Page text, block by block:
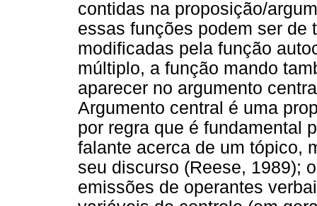
contidas na proposição/
essas funções podem ser de
modificadas pela função
múltiplo, a função mando
aparecer no argumento
Argumento central é uma
por regra que é fundamental
falante acerca de um tópico,
seu discurso (Reese, 1989);
emissões de operantes